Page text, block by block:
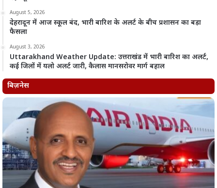
August 5, 2026
देहरादून में आज स्कूल बंद, भारी बारिश के अलर्ट के बीच प्रशासन का बड़ा
फैसला
August 3, 2026
Uttarakhand Weather Update: उत्तराखंड में भारी बारिश का अलर्ट,
कई जिलों में यलो अलर्ट जारी, कैलास मानसरोवर मार्ग बहाल
बिज़नेस